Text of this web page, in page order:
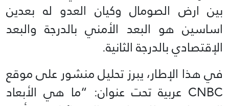
بين ارض الصومال وكيان العدو له بعدين
اساسين هو البعد الأمني بالدرجة والبعد
الإقتصادي بالدرجة الثانية.
في هذا الإطار، يبرز تحليل منشور على موقع
CNBC عربية تحت عنوان: “ما هي الأبعاد